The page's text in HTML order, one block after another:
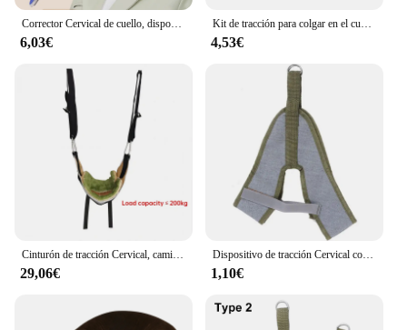
6,03€ 4,53€
Cinturón de tracción Cervical, camilla de ejercicio para el cuello, barra Horizontal, tipo gancho, eslinga para el hogar, masajeador de cuello, tratamiento de rehabilitación
29,06€
Dispositivo de tracción Cervical colgante para el cuello, cinturón de estiramiento suave para el cuello, alivio del dolor, soporte de Metal, accesorios médicos quiroprácticos, 1 piezas
1,10€